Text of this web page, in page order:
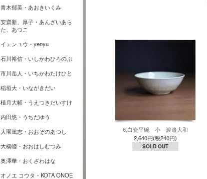
青木郁美・あおきいくみ
安齋新、厚子・あんざいあら
た、あつこ
イェンユウ・yenyu
石川裕信・いしかわひろのぶ
市川岳人・いちかわたけひと
稲垣大・いながきだい
植月大輔・うえつきだいすけ
内田悠・うちだゆう
大園篤志・おおぞのあつし
大橋睦・おおはしむつみ
奥澤華・おくざわはな
オノエ コウタ・KOTA ONOE
6,白瓷平碗 小 渡邉大和
2,640円(税240円)
SOLD OUT